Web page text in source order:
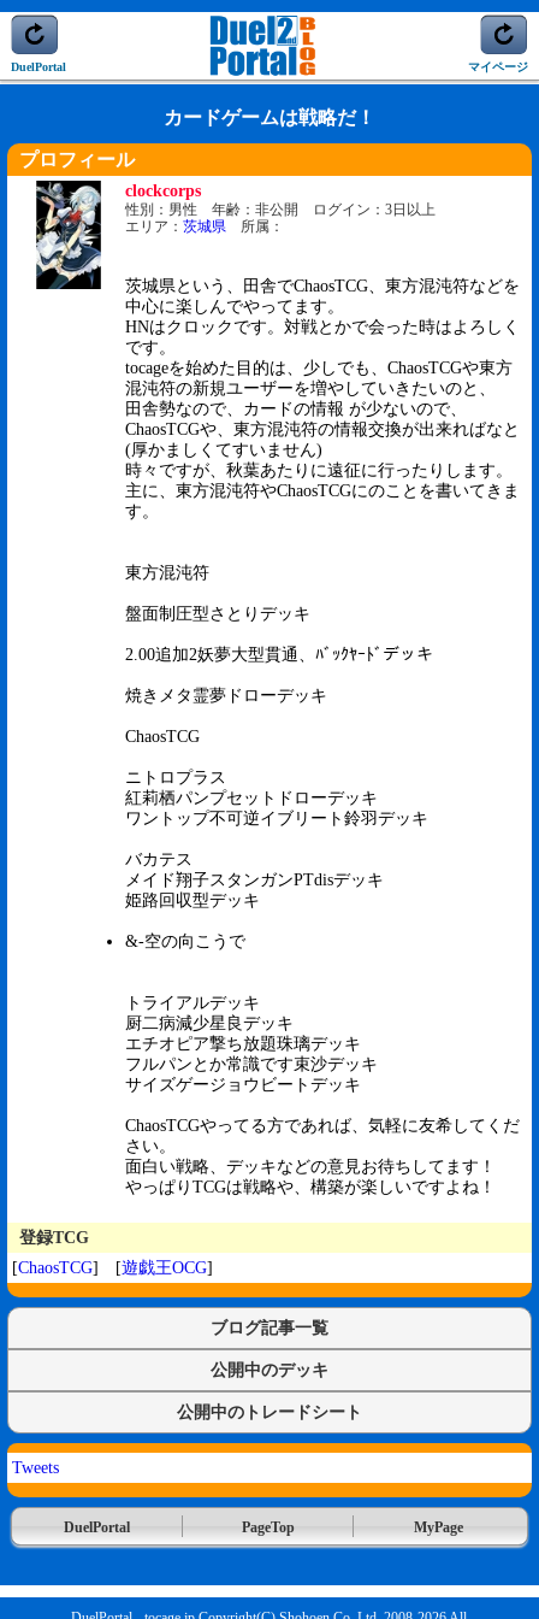
DuelPortal マイページ
カードゲームは戦略だ！
プロフィール
clockcorps
性別：男性 年齢：非公開 ログイン：3日以上
エリア： 茨城県 所属：
茨城県という、田舎でChaosTCG、東方混沌符などを
中心に楽しんでやってます。
HNはクロックです。対戦とかで会った時はよろしく
です。
tocageを始めた目的は、少しでも、ChaosTCGや東方
混沌符の新規ユーザーを増やしていきたいのと、
田舎勢なので、カードの情報 が少ないので、
ChaosTCGや、東方混沌符の情報交換が出来ればなと
(厚かましくてすいません)
時々ですが、秋葉あたりに遠征に行ったりします。
主に、東方混沌符やChaosTCGにのことを書いてきま
す。
東方混沌符
盤面制圧型さとりデッキ
2.00追加2妖夢大型貫通、ﾊﾞｯｸﾔｰﾄﾞデッキ
焼きメタ霊夢ドローデッキ
ChaosTCG
ニトロプラス
紅莉栖パンプセットドローデッキ
ワントップ不可逆イブリート鈴羽デッキ
バカテス
メイド翔子スタンガンPTdisデッキ
姫路回収型デッキ
&-空の向こうで
トライアルデッキ
厨二病減少星良デッキ
エチオピア撃ち放題珠璃デッキ
フルパンとか常識です束沙デッキ
サイズゲージョウビートデッキ
ChaosTCGやってる方であれば、気軽に友希してくだ
さい。
面白い戦略、デッキなどの意見お待ちしてます！
やっぱりTCGは戦略や、構築が楽しいですよね！
登録TCG
[ChaosTCG] [遊戯王OCG]
ブログ記事一覧
公開中のデッキ
公開中のトレードシート
Tweets
DuelPortal PageTop MyPage